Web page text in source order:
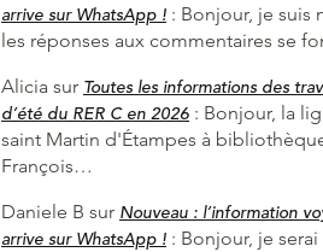
arrive sur WhatsApp ! : Bonjour, je suis
les réponses aux commentaires se
Alicia sur Toutes les informations des
d’été du RER C en 2026 : Bonjour, la
saint Martin d'Étampes à
François…
Daniele B sur Nouveau : l’information
arrive sur WhatsApp ! : Bonjour, je serai